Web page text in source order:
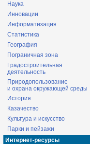
Наука
Инновации
Информатизация
Статистика
География
Пограничная зона
Градостроительная
деятельность
Природопользование
и охрана окружающей среды
История
Казачество
Культура и искусство
Парки и пейзажи
Интернет-ресурсы